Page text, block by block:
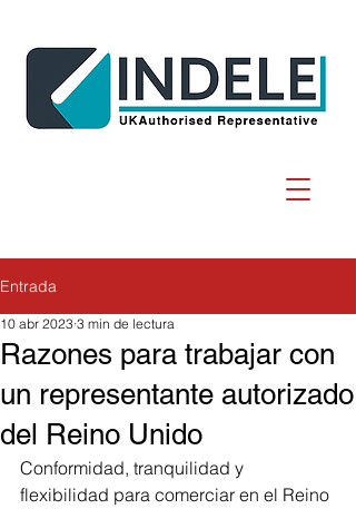
Entrada
Razones para trabajar con
un representante autorizado
del Reino Unido
10 abr 2023 3 min de lectura
Conformidad, tranquilidad y
flexibilidad para comerciar en el Reino